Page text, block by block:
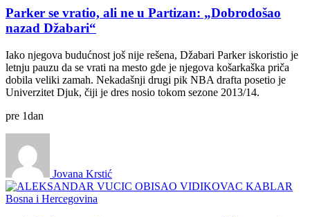
Parker se vratio, ali ne u Partizan: „Dobrodošao
nazad Džabari“
Iako njegova budućnost još nije rešena, Džabari Parker iskoristio je
letnju pauzu da se vrati na mesto gde je njegova košarkaška priča
dobila veliki zamah. Nekadašnji drugi pik NBA drafta posetio je
Univerzitet Djuk, čiji je dres nosio tokom sezone 2013/14.
pre 1dan
Jovana Krstić
Bosna i Hercegovina